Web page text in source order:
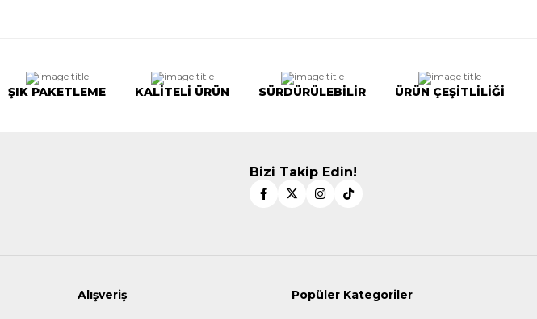
ŞIK PAKETLEME KALİTELİ ÜRÜN SÜRDÜRÜLEBİLİR ÜRÜN ÇEŞİTLİLİĞİ
Bizi Takip Edin!
Alışveriş Popüler Kategoriler